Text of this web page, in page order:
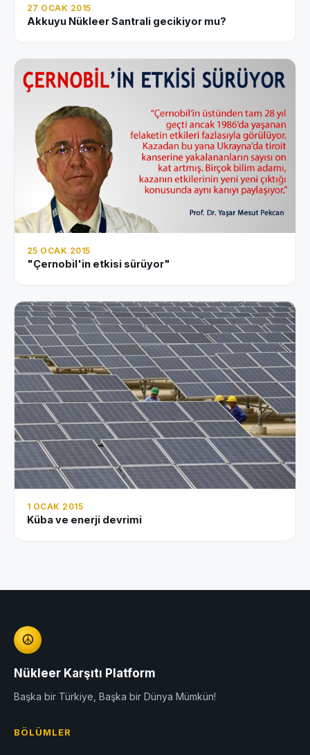
27 OCAK 2015
Akkuyu Nükleer Santrali gecikiyor mu?
25 OCAK 2015
"Çernobil'in etkisi sürüyor"
1 OCAK 2015
Küba ve enerji devrimi
☮
Nükleer Karşıtı Platform
Başka bir Türkiye, Başka bir Dünya Mümkün!
BÖLÜMLER